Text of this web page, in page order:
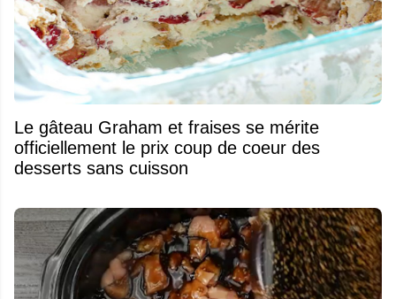
Le gâteau Graham et fraises se mérite
officiellement le prix coup de coeur des
desserts sans cuisson